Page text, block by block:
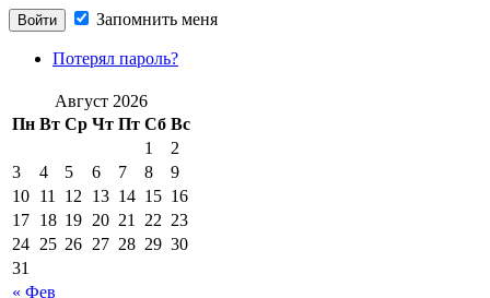
Запомнить меня
Потерял пароль?
Август 2026
Пн Вт Ср Чт Пт Сб Вс
« Фев
1
2
3
4 5 6 7 8
9
10 11 12 13 14 15 16
17 18 19 20 21 22 23
24 25 26 27 28 29 30
31